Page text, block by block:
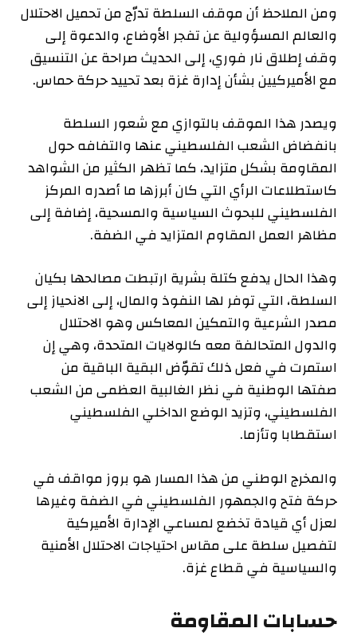
ومن الملاحظ أن موقف السلطة تدرّج من تحميل الاحتلال
والعالم المسؤولية عن تفجر الأوضاع، والدعوة إلى
وقف إطلاق نار فوري، إلى الحديث صراحة عن التنسيق
مع الأميركيين بشأن إدارة غزة بعد تحييد حركة حماس.
ويصدر هذا الموقف بالتوازي مع شعور السلطة
بانفضاض الشعب الفلسطيني عنها والتفافه حول
المقاومة بشكل متزايد، كما تظهر الكثير من الشواهد
كاستطلاعات الرأي التي كان أبرزها ما أصدره المركز
الفلسطيني للبحوث السياسية والمسحية، إضافة إلى
مظاهر العمل المقاوم المتزايد في الضفة.
وهذا الحال يدفع كتلة بشرية ارتبطت مصالحها بكيان
السلطة، التي توفر لها النفوذ والمال، إلى الانحياز إلى
مصدر الشرعية والتمكين المعاكس وهو الاحتلال
والدول المتحالفة معه كالولايات المتحدة، وهي إن
استمرت في فعل ذلك تقوّض البقية الباقية من
صفتها الوطنية في نظر الغالبية العظمى من الشعب
الفلسطيني، وتزيد الوضع الداخلي الفلسطيني
استقطابا وتأزما.
والمخرج الوطني من هذا المسار هو بروز مواقف في
حركة فتح والجمهور الفلسطيني في الضفة وغيرها
لعزل أي قيادة تخضع لمساعي الإدارة الأميركية
لتفصيل سلطة على مقاس احتياجات الاحتلال الأمنية
والسياسية في قطاع غزة.
حسابات المقاومة